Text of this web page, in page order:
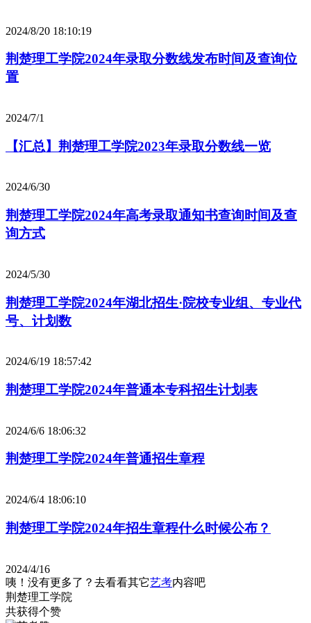
2024/8/20 18:10:19
荆楚理工学院2024年录取分数线发布时间及查询位
置
2024/7/1
【汇总】荆楚理工学院2023年录取分数线一览
2024/6/30
荆楚理工学院2024年高考录取通知书查询时间及查
询方式
2024/5/30
荆楚理工学院2024年湖北招生·院校专业组、专业代
号、计划数
2024/6/19 18:57:42
荆楚理工学院2024年普通本专科招生计划表
2024/6/6 18:06:32
荆楚理工学院2024年普通招生章程
2024/6/4 18:06:10
荆楚理工学院2024年招生章程什么时候公布？
2024/4/16
咦！没有更多了？去看看其它艺考内容吧
荆楚理工学院
共获得个赞